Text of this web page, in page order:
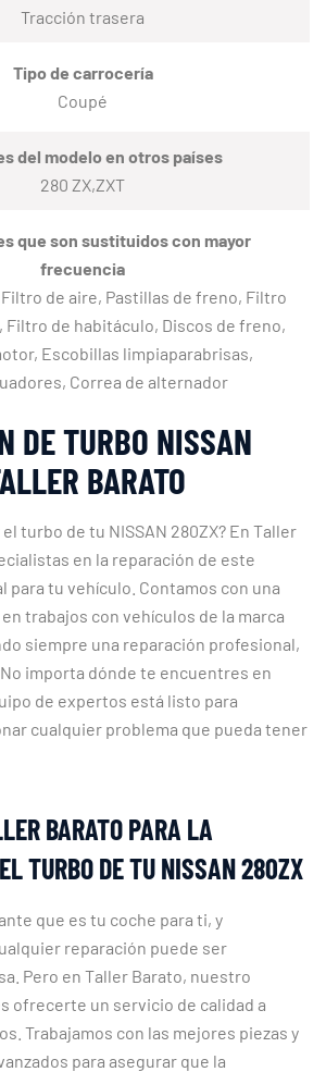
Tracción trasera
Tipo de carrocería
Coupé
del modelo en otros países
280 ZX,ZXT
que son sustituidos con mayor
frecuencia
de aire, Pastillas de freno, Filtro
Filtro de habitáculo, Discos de freno,
Escobillas limpiaparabrisas,
Correa de alternador
DE TURBO NISSAN
BARATO
turbo de tu NISSAN 280ZX? En Taller
en la reparación de este
para tu vehículo. Contamos con una
trabajos con vehículos de la marca
siempre una reparación profesional,
importa dónde te encuentres en
de expertos está listo para
cualquier problema que pueda tener
BARATO PARA LA
TURBO DE TU NISSAN 280ZX
que es tu coche para ti, y
reparación puede ser
Pero en Taller Barato, nuestro
ofrecerte un servicio de calidad a
Trabajamos con las mejores piezas y
para asegurar que la